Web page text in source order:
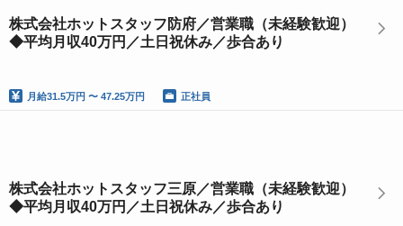
株式会社ホットスタッフ防府／営業職（未経験歓迎）
◆平均月収40万円／土日祝休み／歩合あり
月給31.5万円 〜 47.25万円 正社員
株式会社ホットスタッフ三原／営業職（未経験歓迎）
◆平均月収40万円／土日祝休み／歩合あり